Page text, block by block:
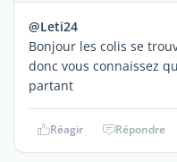
@Leti24
Bonjour les colis se
donc vous connaissez
partant
Réagir Répondre